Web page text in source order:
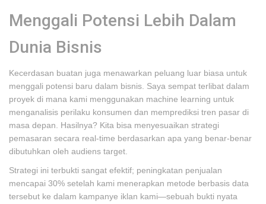
Menggali Potensi Lebih Dalam
Dunia Bisnis
Kecerdasan buatan juga menawarkan peluang luar biasa untuk
menggali potensi baru dalam bisnis. Saya sempat terlibat dalam
proyek di mana kami menggunakan machine learning untuk
menganalisis perilaku konsumen dan memprediksi tren pasar di
masa depan. Hasilnya? Kita bisa menyesuaikan strategi
pemasaran secara real-time berdasarkan apa yang benar-benar
dibutuhkan oleh audiens target.
Strategi ini terbukti sangat efektif; peningkatan penjualan
mencapai 30% setelah kami menerapkan metode berbasis data
tersebut ke dalam kampanye iklan kami—sebuah bukti nyata